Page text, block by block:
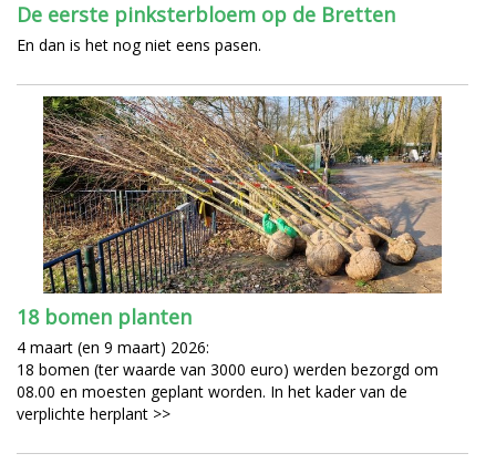
De eerste pinksterbloem op de Bretten
En dan is het nog niet eens pasen.
18 bomen planten
4 maart (en 9 maart) 2026:
18 bomen (ter waarde van 3000 euro) werden bezorgd om
08.00 en moesten geplant worden. In het kader van de
verplichte herplant >>